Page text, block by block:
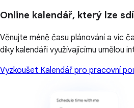
Online kalendář, který lze
Věnujte méně času plánování a víc
díky kalendáři využívajícímu umělou
Vyzkoušet Kalendář pro pracovní